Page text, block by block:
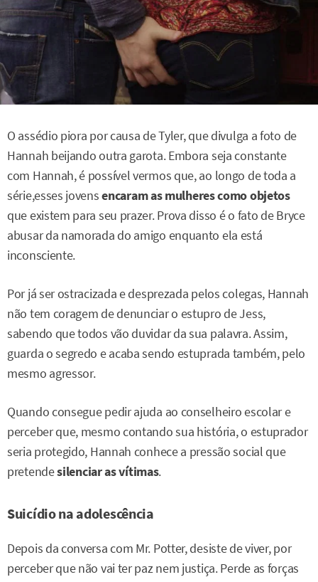
O assédio piora por causa de Tyler, que divulga a foto de
Hannah beijando outra garota. Embora seja constante
com Hannah, é possível vermos que, ao longo de toda a
série,esses jovensencaram as mulheres como objetos
que existem para seu prazer. Prova disso é o fato de Bryce
abusar da namorada do amigo enquanto ela está
inconsciente.
Por já ser ostracizada e desprezada pelos colegas, Hannah
não tem coragem de denunciar o estupro de Jess,
sabendo que todos vão duvidar da sua palavra. Assim,
guarda o segredo e acaba sendo estuprada também, pelo
mesmo agressor.
Quando consegue pedir ajuda ao conselheiro escolar e
perceber que, mesmo contando sua história, o estuprador
seria protegido, Hannah conhece a pressão social que
pretendesilenciar as vítimas.
Suicídio na adolescência
Depois da conversa com Mr. Potter, desiste de viver, por
perceber que não vai ter paz nem justiça. Perde as forças